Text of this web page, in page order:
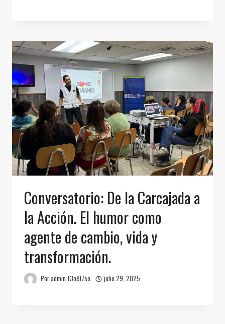
Conversatorio: De la Carcajada a
la Acción. El humor como
agente de cambio, vida y
transformación.
Poradmin_t3o8l7so julio 29, 2025